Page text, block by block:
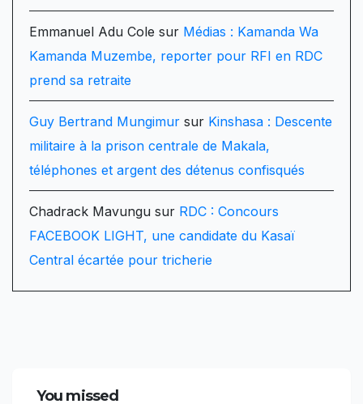
Emmanuel Adu Cole sur Médias : Kamanda Wa
Kamanda Muzembe, reporter pour RFI en RDC
prend sa retraite
Guy Bertrand Mungimur sur Kinshasa : Descente
militaire à la prison centrale de Makala,
téléphones et argent des détenus confisqués
Chadrack Mavungu sur RDC : Concours
FACEBOOK LIGHT, une candidate du Kasaï
Central écartée pour tricherie
You missed